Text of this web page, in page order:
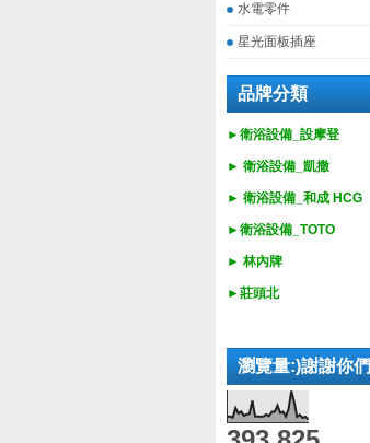
水電零件
星光面板插座
品牌分類
►衛浴設備_設摩登
► 衛浴設備_ 凱撒
► 衛浴設備_ 和成 HCG
►衛浴設備_ TOTO
► 林內牌
►莊頭北
瀏覽量:)謝謝你們